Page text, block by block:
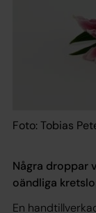
Foto: Tobias
Några droppar
oändliga
En